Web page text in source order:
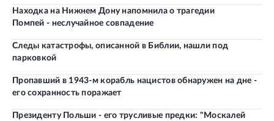
Находка на Нижнем Дону напомнила о трагедии
Помпей - неслучайное совпадение
Следы катастрофы, описанной в Библии, нашли под
парковкой
Пропавший в 1943-м корабль нацистов обнаружен на дне -
его сохранность поражает
Президенту Польши - его трусливые предки: "Москалей